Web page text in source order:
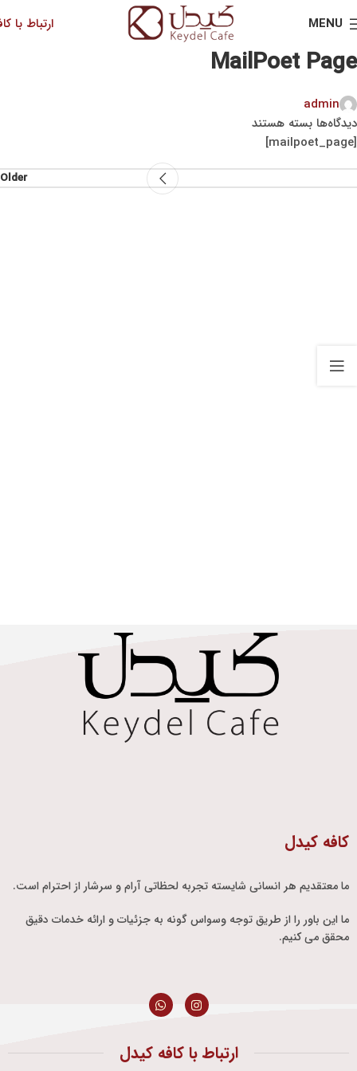
MENU ارتباط با
MailPoet Page
admin
دیدگاه‌ها بسته هستند
[mailpoet_page]
Older
کافه کیدل
ما معتقدیم هر انسانی شایسته تجربه لحظاتی آرام و سرشار از احترام است.
ما این باور را از طریق توجه وسواس گونه به جزئیات و ارائه خدمات دقیق
محقق می کنیم.
ارتباط با کافه کیدل